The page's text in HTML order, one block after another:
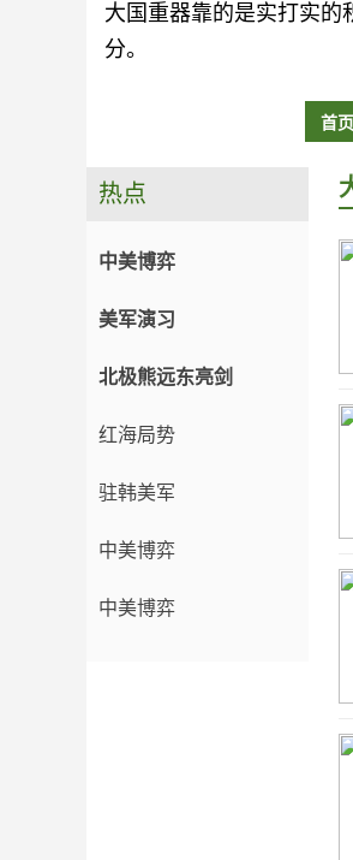
大国重器靠的是实打实的
分。
首页
热点
中美博弈
美军演习
北极熊远东亮剑
红海局势
驻韩美军
中美博弈
中美博弈